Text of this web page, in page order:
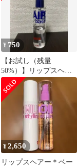
¥ 750
【お試し（残量
50%）】リップスヘア
ー ベーススタイリン
グオイル(ダメージ)
¥2,650
リップスヘアー＊ベー